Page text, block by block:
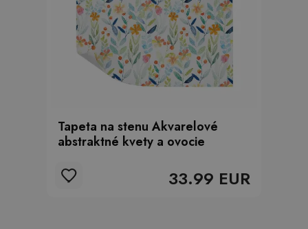
Tapeta na stenu Akvarelové
abstraktné kvety a ovocie
33.99 EUR